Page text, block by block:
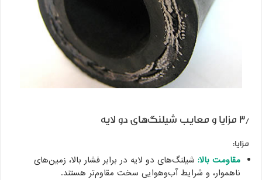
۳٫ مزایا و معایب شیلنگ‌های دو لایه
مزایا:
مقاومت بالا: شیلنگ‌های دو لایه در برابر فشار بالا، زمین‌های
ناهموار، و شرایط آب‌وهوایی سخت مقاوم‌تر هستند.